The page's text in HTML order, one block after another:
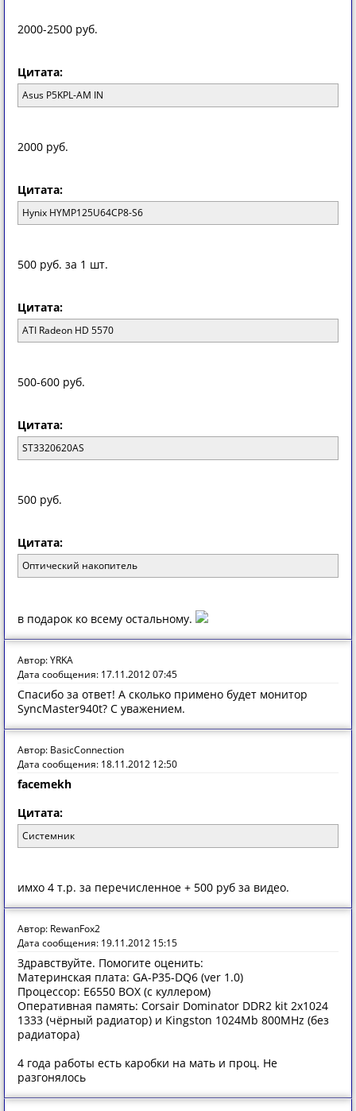
2000-2500 руб.
Цитата:
Asus P5KPL-AM IN
2000 руб.
Цитата:
Hynix HYMP125U64CP8-S6
500 руб. за 1 шт.
Цитата:
ATI Radeon HD 5570
500-600 руб.
Цитата:
ST3320620AS
500 руб.
Цитата:
Оптический накопитель
в подарок ко всему остальному.
Автор: YRKA
Дата сообщения: 17.11.2012 07:45
Спасибо за ответ! А сколько примено будет монитор
SyncMaster940t? С уважением.
Автор: BasicConnection
Дата сообщения: 18.11.2012 12:50
facemekh
Цитата:
Системник
имхо 4 т.р. за перечисленное + 500 руб за видео.
Автор: RewanFox2
Дата сообщения: 19.11.2012 15:15
Здравствуйте. Помогите оценить:
Материнская плата: GA-P35-DQ6 (ver 1.0)
Процессор: E6550 BOX (с куллером)
Оперативная память: Corsair Dominator DDR2 kit 2x1024
1333 (чёрный радиатор) и Kingston 1024Mb 800MHz (без
радиатора)
4 года работы есть каробки на мать и проц. Не
разгонялось